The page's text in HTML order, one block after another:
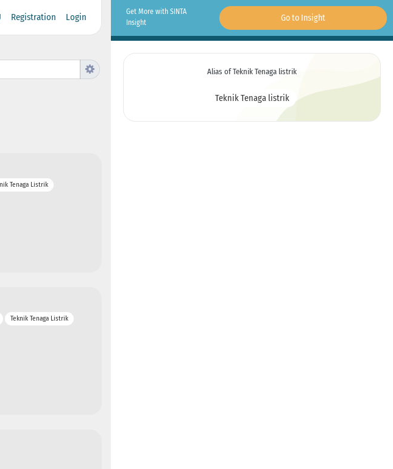
Registration Login
Tenaga Listrik
Teknik Tenaga Listrik
Get More with SINTA
Insight
Go to Insight
Alias of Teknik Tenaga listrik
Teknik Tenaga listrik